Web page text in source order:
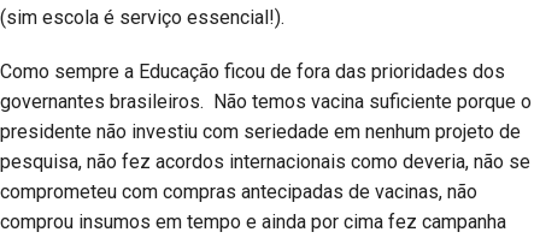
(sim escola é serviço essencial!).
Como sempre a Educação ficou de fora das prioridades dos
governantes brasileiros. Não temos vacina suficiente porque o
presidente não investiu com seriedade em nenhum projeto de
pesquisa, não fez acordos internacionais como deveria, não se
comprometeu com compras antecipadas de vacinas, não
comprou insumos em tempo e ainda por cima fez campanha